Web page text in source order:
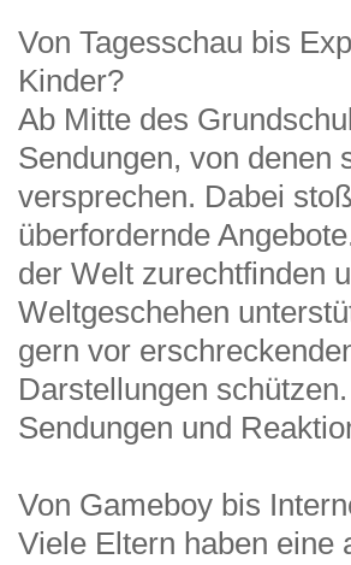
Von Tagesschau bis
Kinder?
Ab Mitte des
Sendungen, von denen
versprechen. Dabei
überfordernde
der Welt zurechtfinden
Weltgeschehen
gern vor
Darstellungen
Sendungen und
Von Gameboy bis
Viele Eltern haben eine